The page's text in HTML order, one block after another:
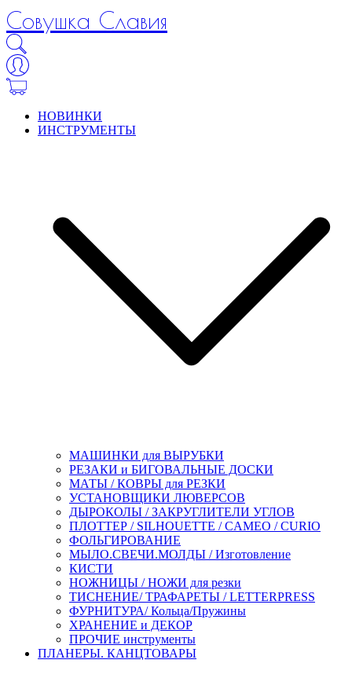
Совушка Славия
НОВИНКИ
ИНСТРУМЕНТЫ
МАШИНКИ для ВЫРУБКИ
РЕЗАКИ и БИГОВАЛЬНЫЕ ДОСКИ
МАТЫ / КОВРЫ для РЕЗКИ
УСТАНОВЩИКИ ЛЮВЕРСОВ
ДЫРОКОЛЫ / ЗАКРУГЛИТЕЛИ УГЛОВ
ПЛОТТЕР / SILHOUETTE / CAMEO / CURIO
ФОЛЬГИРОВАНИЕ
МЫЛО.СВЕЧИ.МОЛДЫ / Изготовление
КИСТИ
НОЖНИЦЫ / НОЖИ для резки
ТИСНЕНИЕ/ ТРАФАРЕТЫ / LETTERPRESS
ФУРНИТУРА/ Кольца/Пружины
ХРАНЕНИЕ и ДЕКОР
ПРОЧИЕ инструменты
ПЛАНЕРЫ. КАНЦТОВАРЫ